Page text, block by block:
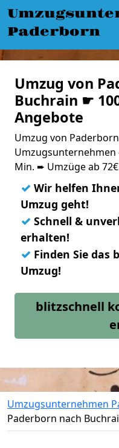
Paderborn
Umzug von
Buchrain ☛
Angebote
Umzug von
Umzugsunternehmen
Min. ➨ Umzüge ab 72€
✓ Wir helfen
Umzug geht!
✓ Schnell &
erhalten!
✓ Finden Sie das
Umzug!
blitzschnell
Umzugsunternehmen
Paderborn nach